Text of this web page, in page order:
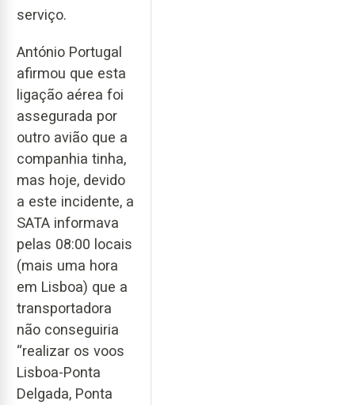
serviço.
António Portugal
afirmou que esta
ligação aérea foi
assegurada por
outro avião que a
companhia tinha,
mas hoje, devido
a este incidente, a
SATA informava
pelas 08:00 locais
(mais uma hora
em Lisboa) que a
transportadora
não conseguiria
“realizar os voos
Lisboa-Ponta
Delgada, Ponta